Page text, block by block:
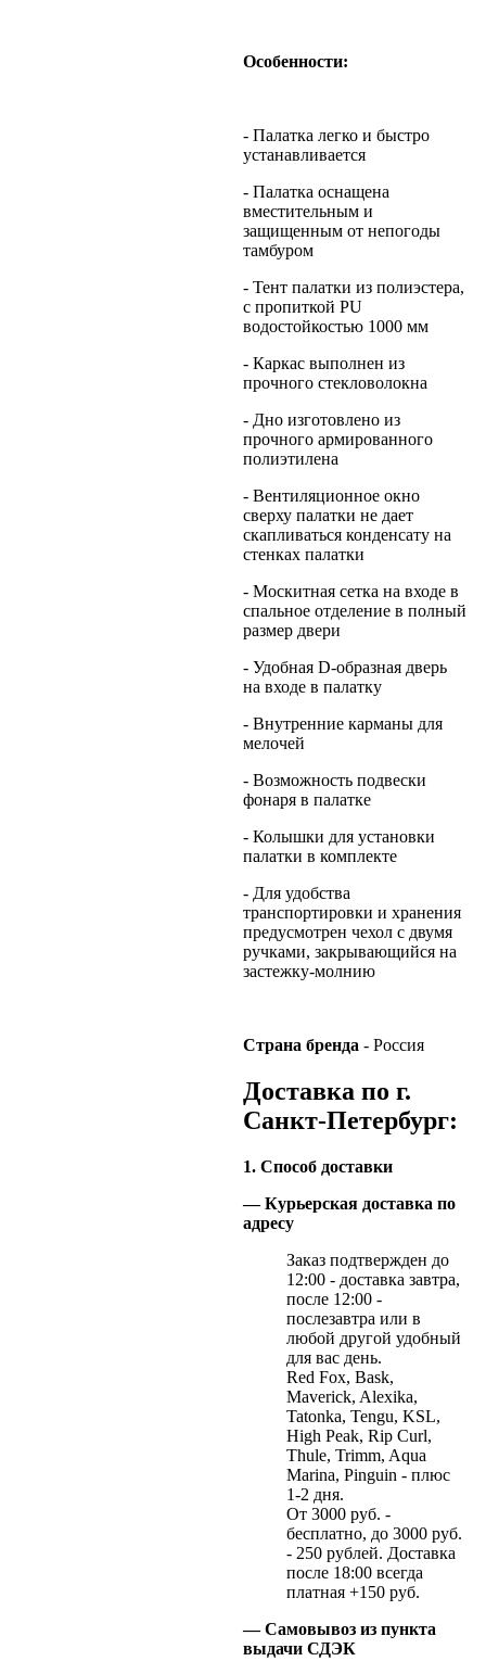
Особенности:
- Палатка легко и быстро
устанавливается
- Палатка оснащена
вместительным и
защищенным от непогоды
тамбуром
- Тент палатки из полиэстера,
с пропиткой PU
водостойкостью 1000 мм
- Каркас выполнен из
прочного стекловолокна
- Дно изготовлено из
прочного армированного
полиэтилена
- Вентиляционное окно
сверху палатки не дает
скапливаться конденсату на
стенках палатки
- Москитная сетка на входе в
спальное отделение в полный
размер двери
- Удобная D-образная дверь
на входе в палатку
- Внутренние карманы для
мелочей
- Возможность подвески
фонаря в палатке
- Колышки для установки
палатки в комплекте
- Для удобства
транспортировки и хранения
предусмотрен чехол с двумя
ручками, закрывающийся на
застежку-молнию
Страна бренда - Россия
Доставка по г.
Санкт-Петербург:
1. Способ доставки
— Курьерская доставка по
адресу
Заказ подтвержден до
12:00 - доставка завтра,
после 12:00 -
послезавтра или в
любой другой удобный
для вас день.
Red Fox, Bask,
Maverick, Alexika,
Tatonka, Tengu, KSL,
High Peak, Rip Curl,
Thule, Trimm, Aqua
Marina, Pinguin - плюс
1-2 дня.
От 3000 руб. -
бесплатно, до 3000 руб.
- 250 рублей. Доставка
после 18:00 всегда
платная +150 руб.
— Самовывоз из пункта
выдачи СДЭК